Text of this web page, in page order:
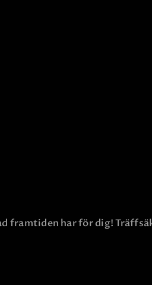
framtiden har för dig!